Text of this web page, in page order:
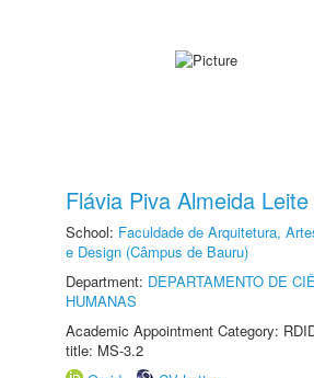
Flávia Piva Almeida Leite
School: Faculdade de Arquitetura,
e Design (Câmpus de Bauru)
Department: DEPARTAMENTO DE
HUMANAS
Academic Appointment Category:
title: MS-3.2